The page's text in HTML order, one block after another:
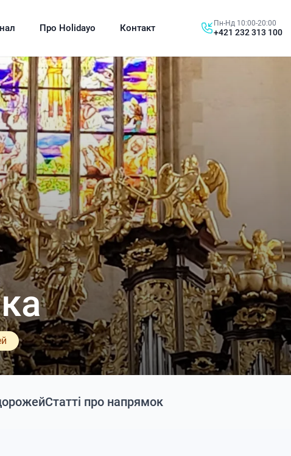
Про Holidayo Контакт Пн-Нд 10:00-20:00
+421 232 313 100
Статті про напрямок